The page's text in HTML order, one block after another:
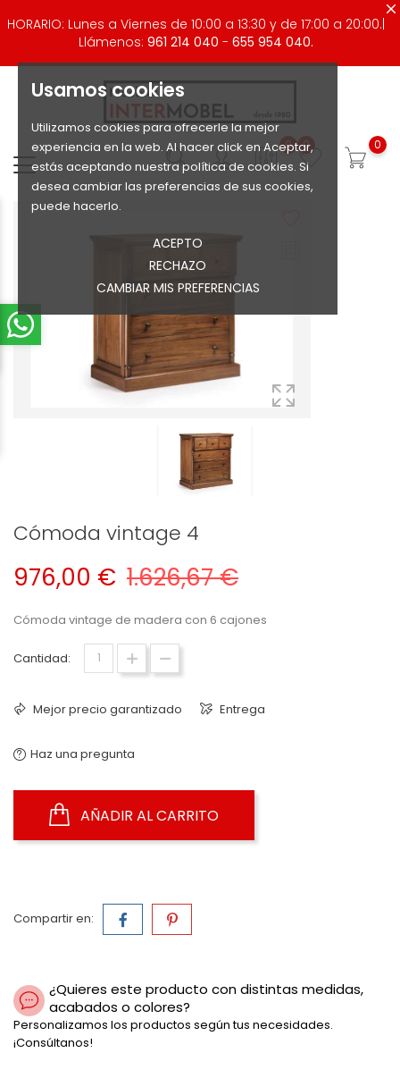
Usamos cookies
Utilizamos cookies para ofrecerle la mejor
experiencia en la web. Al hacer click en Aceptar,
estás aceptando nuestra política de cookies. Si
desea cambiar las preferencias de sus cookies,
puede hacerlo.
ACEPTO
RECHAZO
CAMBIAR MIS PREFERENCIAS
HORARIO: Lunes a Viernes de 10:00 a 13:30 y de 17:00 a 20:00.|
Llámenos: 961 214 040 - 655 954 040.
0 0 0
Cómoda vintage 4
976,00 € 1.626,67 €
Cómoda vintage de madera con 6 cajones
Cantidad:
Mejor precio garantizado Entrega
Haz una pregunta
AÑADIR AL CARRITO
Compartir en:
¿Quieres este producto con distintas medidas,
acabados o colores?
Personalizamos los productos según tus necesidades.
¡Consúltanos!